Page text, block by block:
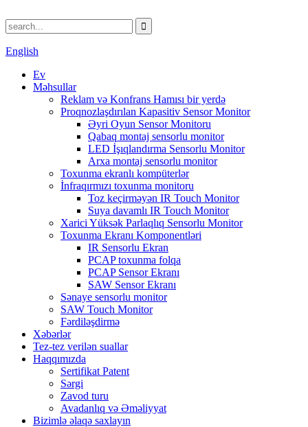
English
Ev
Məhsullar
Reklam və Konfrans Hamısı bir yerdə
Proqnozlaşdırılan Kapasitiv Sensor Monitor
Əyri Oyun Sensor Monitoru
Qabaq montaj sensorlu monitor
LED İşıqlandırma Sensorlu Monitor
Arxa montaj sensorlu monitor
Toxunma ekranlı kompüterlər
İnfraqırmızı toxunma monitoru
Toz keçirməyən IR Touch Monitor
Suya davamlı IR Touch Monitor
Xarici Yüksək Parlaqlıq Sensorlu Monitor
Toxunma Ekranı Komponentləri
IR Sensorlu Ekran
PCAP toxunma folqa
PCAP Sensor Ekranı
SAW Sensor Ekranı
Sənaye sensorlu monitor
SAW Touch Monitor
Fərdiləşdirmə
Xəbərlər
Tez-tez verilən suallar
Haqqımızda
Sertifikat Patent
Sərgi
Zavod turu
Avadanlıq və Əməliyyat
Bizimlə əlaqə saxlayın